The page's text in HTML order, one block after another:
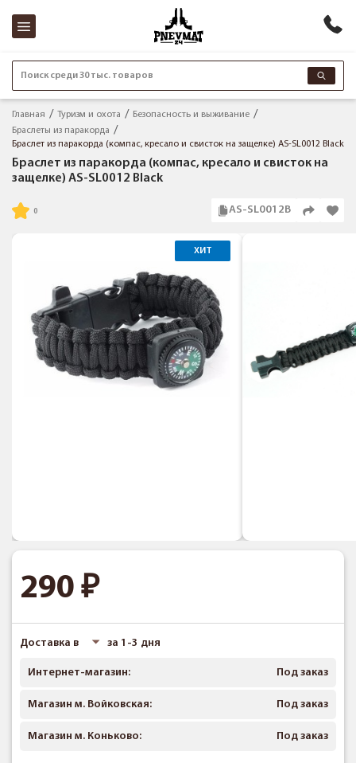
Поиск среди 30 тыс. товаров
Главная Туризм и охота
Безопасность и выживание
Браслеты из паракорда
Браслет из паракорда (компас, кресало и свисток на защелке) AS-SL0012 Black
Браслет из паракорда (компас, кресало и свисток на
защелке) AS-SL0012 Black
AS-SL0012B
ХИТ
290
Доставка в за 1-3 дня
Интернет-магазин: Под заказ
Магазин м. Войковская: Под заказ
Магазин м. Коньково: Под заказ